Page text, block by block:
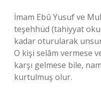
İmam Ebû Yusuf ve
teşehhüd (tahiyyat
kadar oturularak
O kişi selâm vermese
karşı gelmese bile,
kurtulmuş olur.